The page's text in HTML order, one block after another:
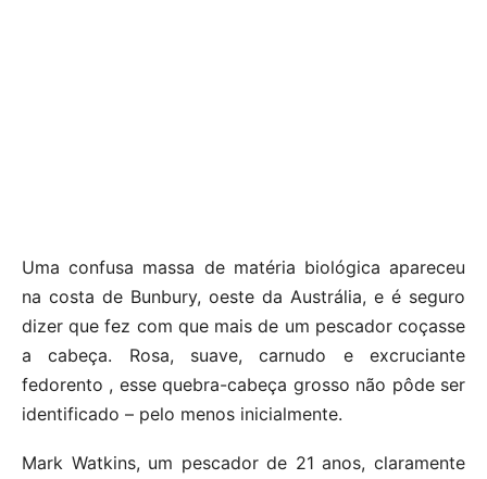
Uma confusa massa de matéria biológica apareceu
na costa de Bunbury, oeste da Austrália, e é seguro
dizer que fez com que mais de um pescador coçasse
a cabeça. Rosa, suave, carnudo e excruciante
fedorento , esse quebra-cabeça grosso não pôde ser
identificado – pelo menos inicialmente.
Mark Watkins, um pescador de 21 anos, claramente